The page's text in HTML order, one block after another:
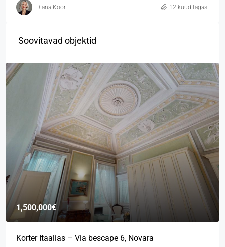
Diana Koor 12 kuud tagasi
Soovitavad objektid
1,500,000€
Korter Itaalias – Via bescape 6, Novara